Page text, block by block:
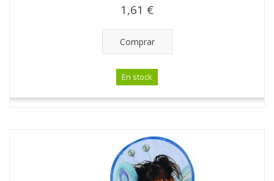
1,61 €
Comprar
En stock